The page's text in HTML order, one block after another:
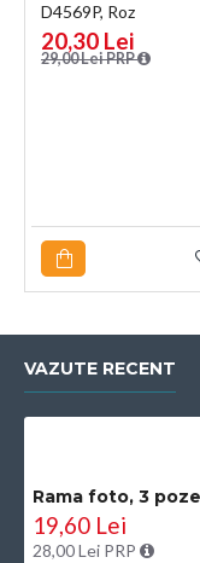
D4569P, Roz
20,30 Lei
29,00 Lei PRP
VAZUTE RECENT
19,60 Lei
28,00 Lei PRP